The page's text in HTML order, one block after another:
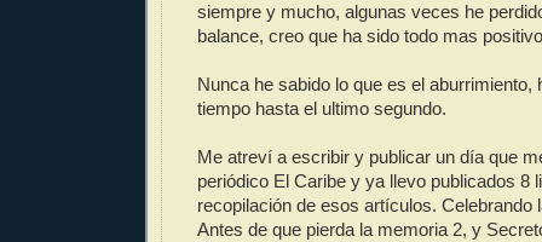
siempre y mucho, algunas veces he
balance, creo que ha sido todo mas
Nunca he sabido lo que es el aburrimiento,
tiempo hasta el ultimo segundo.
Me atreví a escribir y publicar un día que
periódico El Caribe y ya llevo publicados 8
recopilación de esos artículos. Celebrando
Antes de que pierda la memoria 2, y